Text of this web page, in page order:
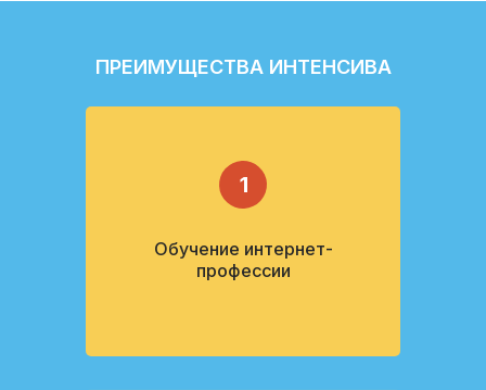
ПРЕИМУЩЕСТВА ИНТЕНСИВА
Обучение интернет-
профессии
1